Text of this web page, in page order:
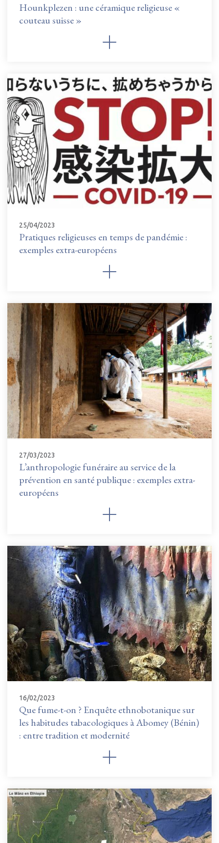
Hounkplezen : une céramique religieuse «
couteau suisse »
25/04/2023
Pratiques religieuses en temps de pandémie :
exemples extra-européens
27/03/2023
L’anthropologie funéraire au service de la
prévention en santé publique : exemples extra-
européens
16/02/2023
Que fume-t-on ? Enquête ethnobotanique sur
les habitudes tabacologiques à Abomey (Bénin)
: entre tradition et modernité